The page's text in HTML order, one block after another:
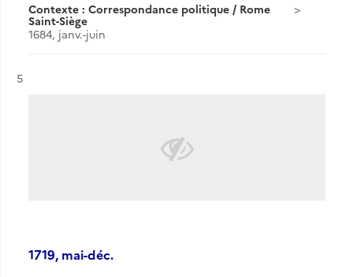
Contexte : Correspondance politique / Rome
Saint-Siège
1684, janv.-juin
Résultat n°
5
1719, mai-déc.